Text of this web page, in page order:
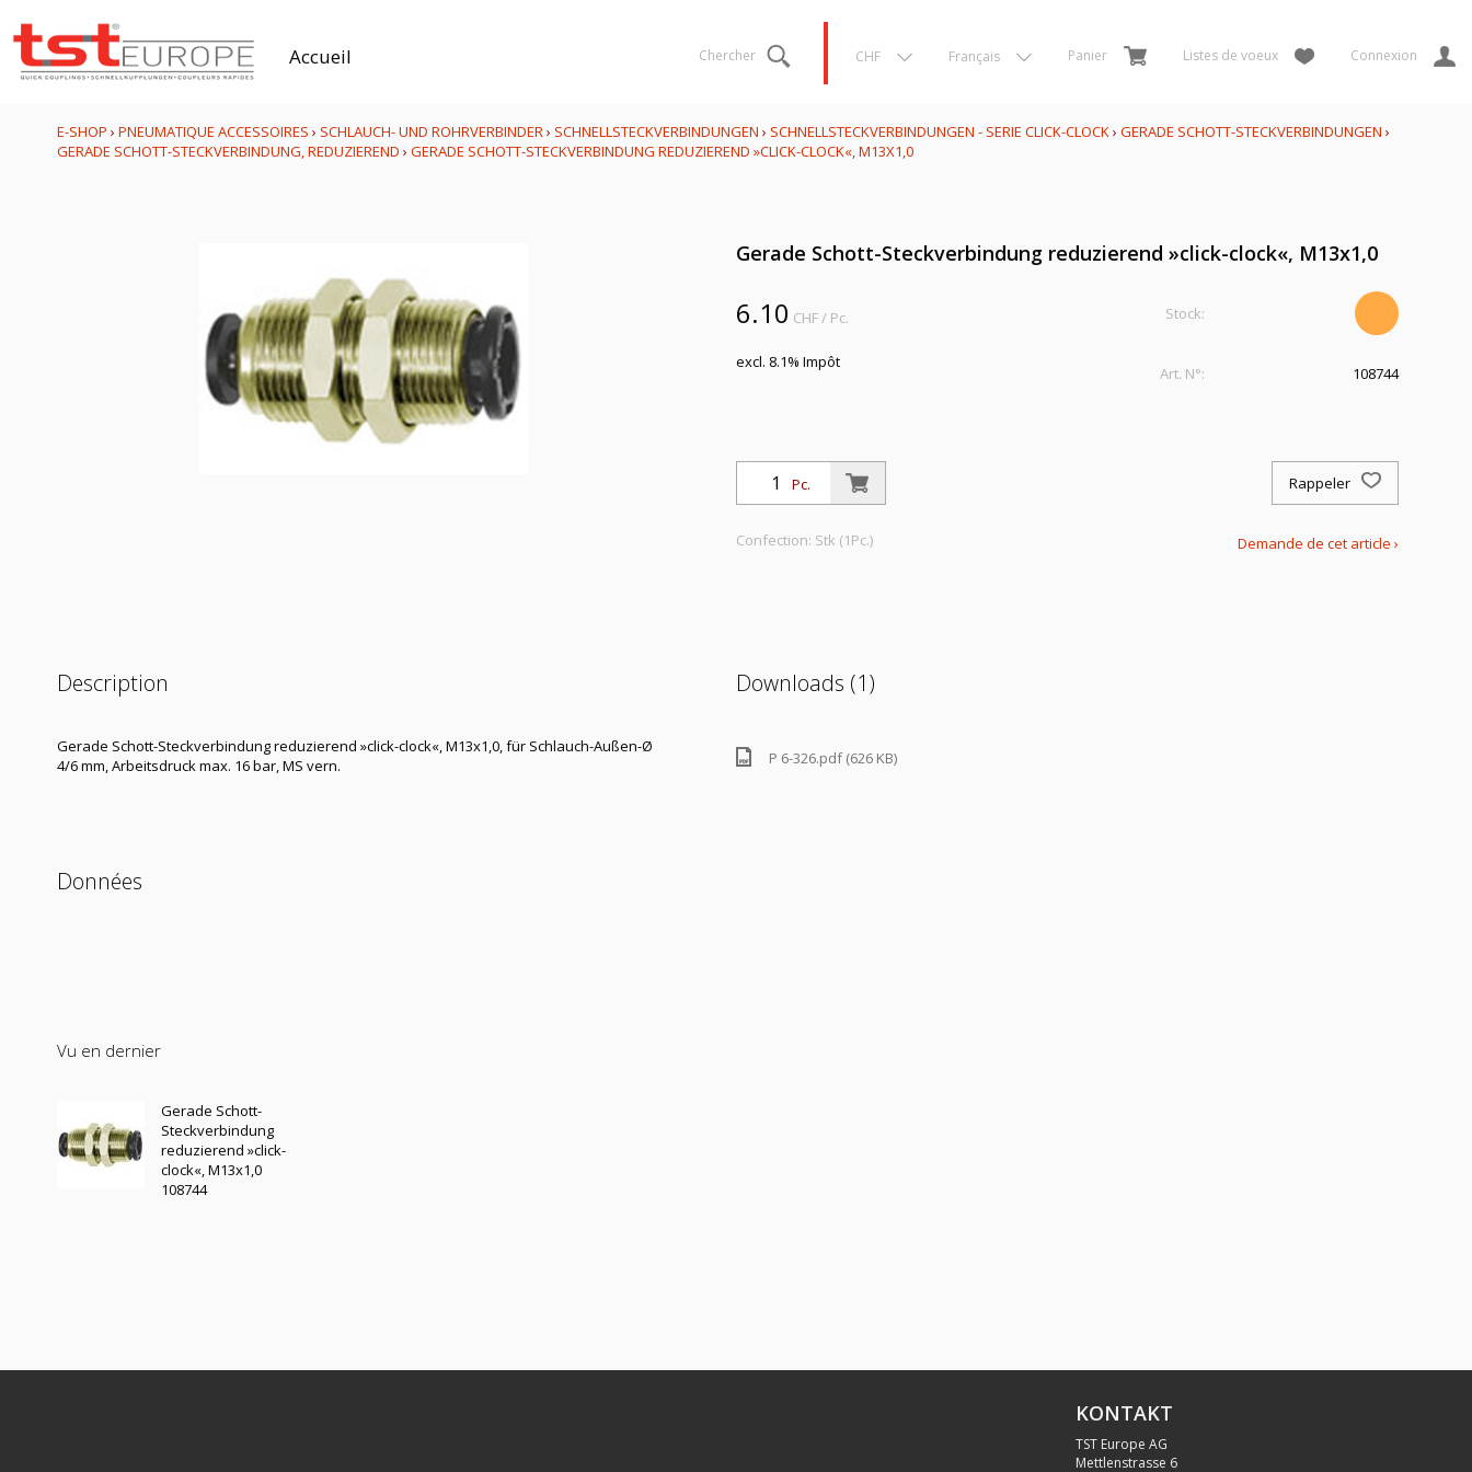
CHF Français Panier Listes de voeux Connexion
Chercher
Accueil
E-SHOP › PNEUMATIQUE ACCESSOIRES › SCHLAUCH- UND ROHRVERBINDER› SCHNELLSTECKVERBINDUNGEN › SCHNELLSTECKVERBINDUNGEN - SERIE CLICK-CLOCK› GERADE SCHOTT-STECKVERBINDUNGEN ›
GERADE SCHOTT-STECKVERBINDUNG, REDUZIEREND › GERADE SCHOTT-STECKVERBINDUNG REDUZIEREND »CLICK-CLOCK«, M13X1,0
Gerade Schott-Steckverbindung reduzierend »click-clock«, M13x1,0
6.10 CHF/ Pc.
excl. 8.1% Impôt
Stock:
Art. N°: 108744
Pc.
Confection: Stk (1Pc.)
Rappeler
Demande de cet article ›
Description
Gerade Schott-Steckverbindung reduzierend »click-clock«, M13x1,0, für Schlauch-Außen-Ø
4/6 mm, Arbeitsdruck max. 16 bar, MS vern.
Downloads (1)
P 6-326.pdf (626 KB)
Données
Vu en dernier
Gerade Schott-
Steckverbindung
reduzierend »click-
clock«, M13x1,0
108744
KONTAKT
TST Europe AG
Mettlenstrasse 6